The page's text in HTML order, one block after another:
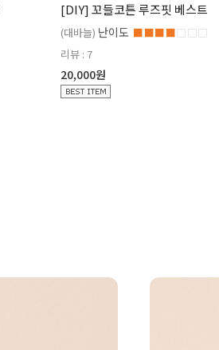
[DIY] 꼬들코튼 루즈핏 베스트
(대바늘) 난이도 ■■■■□□□
리뷰 : 7
20,000원